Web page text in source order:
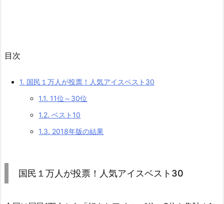
目次
1. 国民１万人が投票！人気アイスベスト30
1.1. 11位～30位
1.2. ベスト10
1.3. 2018年版の結果
国民１万人が投票！人気アイスベスト30